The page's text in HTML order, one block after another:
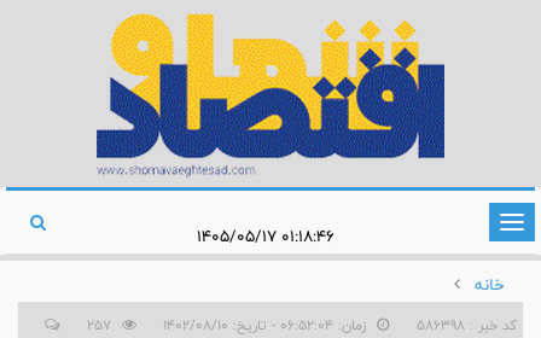
تغییر
وضعیت
ناوبری
۰۱:۱۸:۴۶ ۱۴۰۵/۰۵/۱۷
خانه
کد خبر : 586398 زمان: ۰۶:۵۲:۰۴ - تاریخ: ۱۴۰۲/۰۸/۱۰